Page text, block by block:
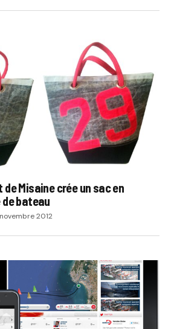
de Misaine crée un sac en
bateau
2012